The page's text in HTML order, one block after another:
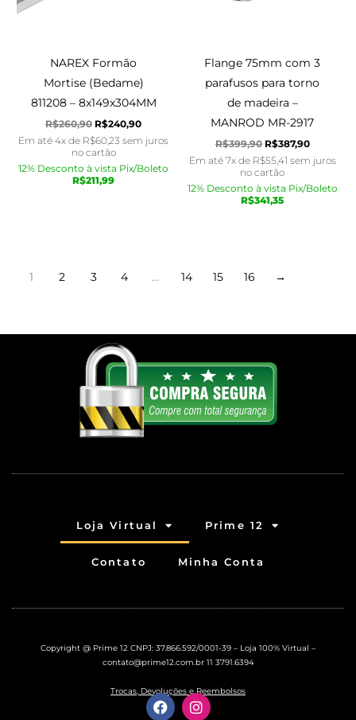
NAREX Formão
Mortise (Bedame)
811208 – 8x149x304MM
R$260,90 R$240,90
Em até 4x de R$60,23 sem juros
no cartão
12% Desconto à vista Pix/Boleto
R$211,99
Flange 75mm com 3
parafusos para torno
de madeira –
MANROD MR-2917
R$399,90 R$387,90
Em até 7x de R$55,41 sem juros
no cartão
12% Desconto à vista Pix/Boleto
R$341,35
1 2 3 4 … 14 15 16 →
Loja Virtual Prime 12
Contato Minha Conta
Copyright @ Prime 12 CNPJ: 37.866.592/0001-39 – Loja 100% Virtual –
contato@prime12.com.br11 3791.6394
Trocas, Devoluções e Reembolsos
F
a
I
n